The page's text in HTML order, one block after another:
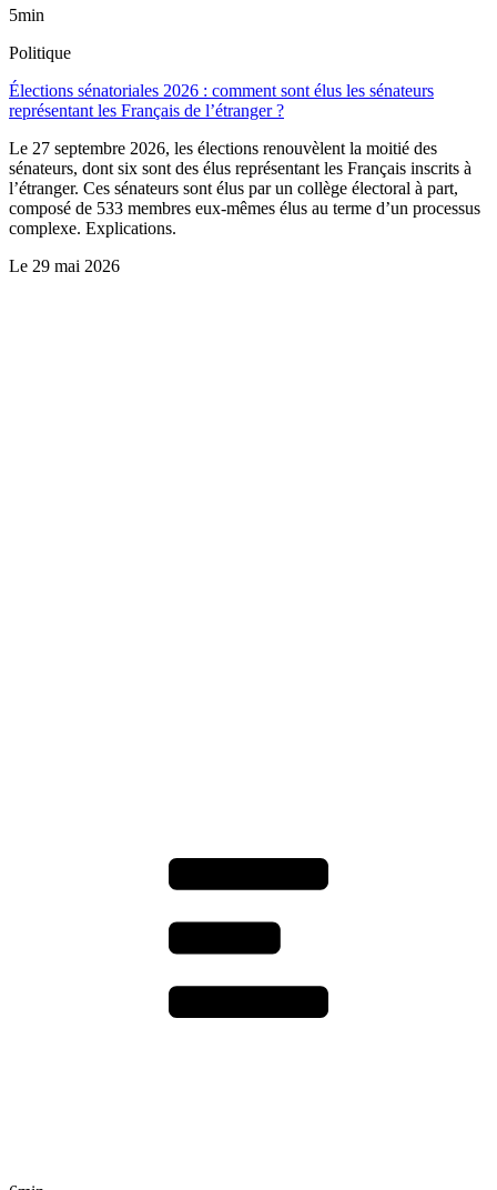
5min
Politique
Élections sénatoriales 2026 : comment sont élus les sénateurs
représentant les Français de l’étranger ?
Le 27 septembre 2026, les élections renouvèlent la moitié des
sénateurs, dont six sont des élus représentant les Français inscrits à
l’étranger. Ces sénateurs sont élus par un collège électoral à part,
composé de 533 membres eux-mêmes élus au terme d’un processus
complexe. Explications.
Le 29 mai 2026